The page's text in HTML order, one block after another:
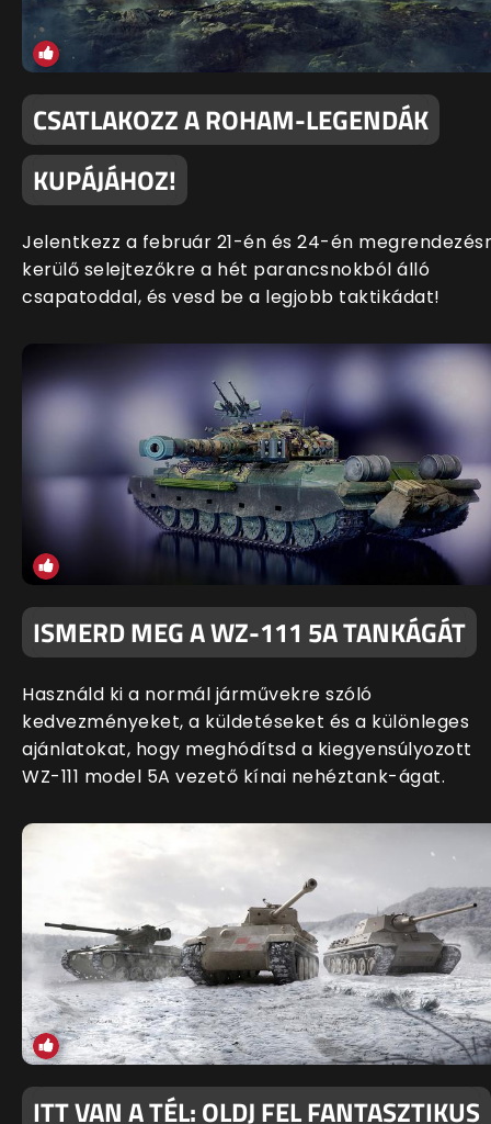
CSATLAKOZZ A ROHAM-LEGENDÁK
KUPÁJÁHOZ!
Jelentkezz a február 21-én és 24-én
kerülő selejtezőkre a hét parancsnokból álló
csapatoddal, és vesd be a legjobb taktikádat!
ISMERD MEG A WZ-111 5A TANKÁGÁT
Használd ki a normál járművekre szóló
kedvezményeket, a küldetéseket és a különleges
ajánlatokat, hogy meghódítsd a kiegyensúlyozott
WZ-111 model 5A vezető kínai nehéztank-ágat.
ITT VAN A TÉL: OLDJ FEL FANTASZTIKUS